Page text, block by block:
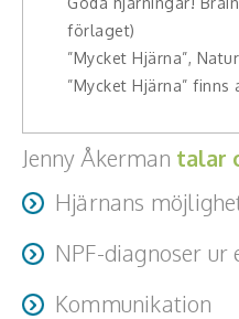
förlaget)
”Mycket Hjärna”,
”Mycket Hjärna”
Jenny Åkerman talar
Hjärnans
NPF-diagnoser
Kommunikation